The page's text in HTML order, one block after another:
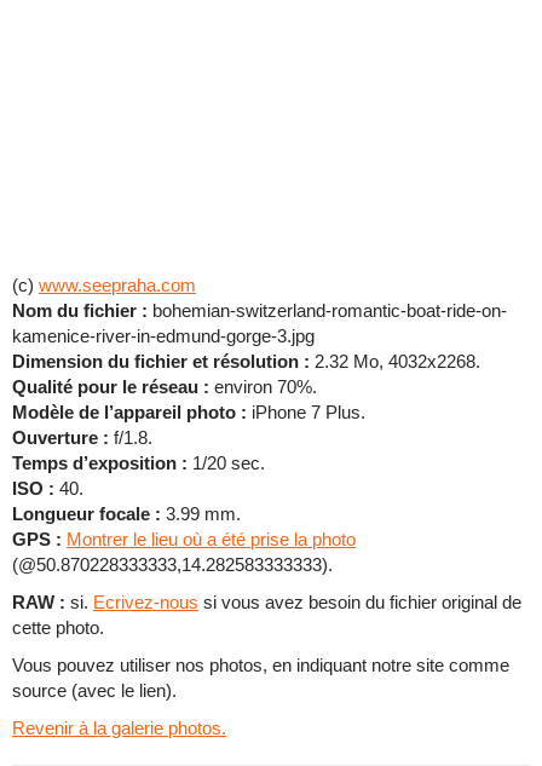
(c) www.seepraha.com
Nom du fichier : bohemian-switzerland-romantic-boat-ride-on-
kamenice-river-in-edmund-gorge-3.jpg
Dimension du fichier et résolution : 2.32 Mo, 4032x2268.
Qualité pour le réseau : environ 70%.
Modèle de l’appareil photo : iPhone 7 Plus.
Ouverture : f/1.8.
Temps d’exposition : 1/20 sec.
ISO : 40.
Longueur focale : 3.99 mm.
GPS : Montrer le lieu où a été prise la photo
(@50.870228333333,14.282583333333).
RAW : si. Ecrivez-nous si vous avez besoin du fichier original de
cette photo.
Vous pouvez utiliser nos photos, en indiquant notre site comme
source (avec le lien).
Revenir à la galerie photos.